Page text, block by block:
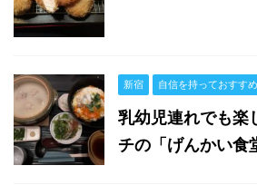
新宿 自信を持っておすす
乳幼児連れでも楽
チの「げんかい食